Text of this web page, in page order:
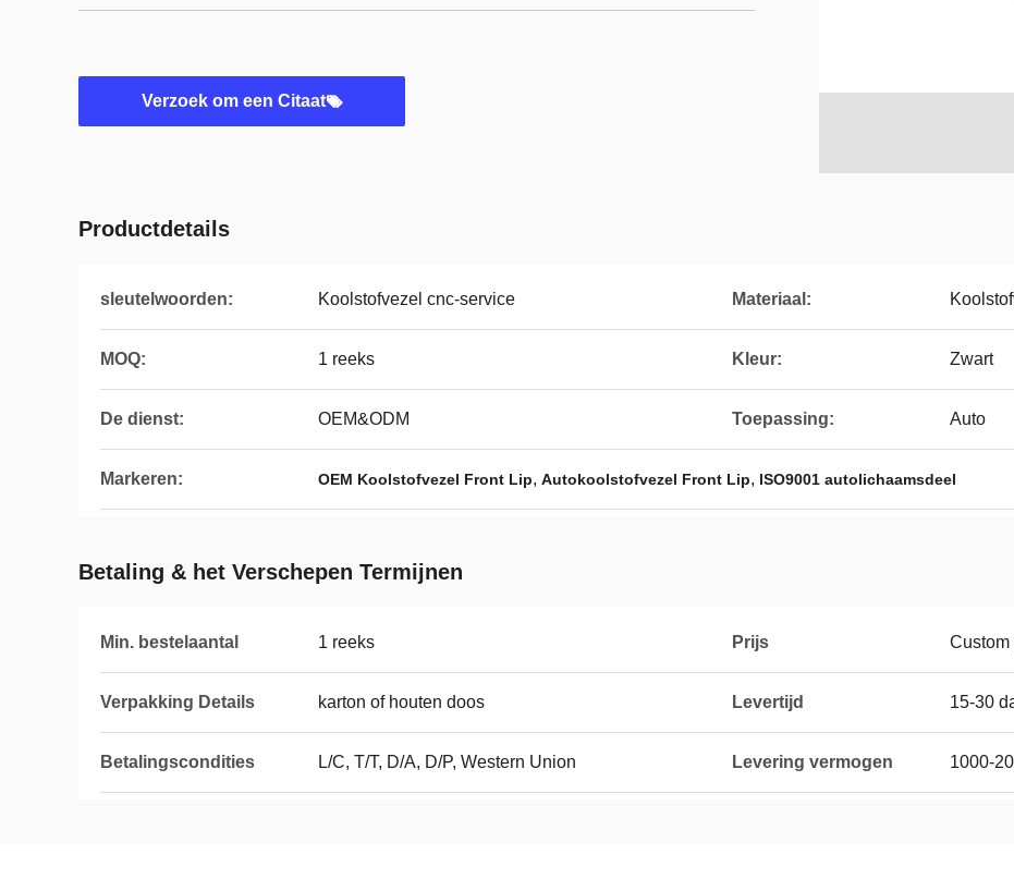
Verzoek om een Citaat
Productdetails
sleutelwoorden: Koolstofvezel cnc-service Materiaal:
MOQ: 1 reeks Kleur: Zwart
De dienst: OEM&ODM Toepassing: Auto
Markeren: OEM Koolstofvezel Front Lip, Autokoolstofvezel Front Lip, ISO9001 autolichaamsdeel
Betaling & het Verschepen Termijnen
Min. bestelaantal 1 reeks Prijs Custom
Verpakking Details karton of houten doos Levertijd 15-30
Betalingscondities L/C, T/T, D/A, D/P, Western Union Levering vermogen 1000-